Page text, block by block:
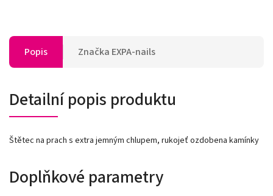
Popis Značka EXPA-nails
Detailní popis produktu
Štětec na prach s extra jemným chlupem, rukojeť ozdobena kamínky
Doplňkové parametry